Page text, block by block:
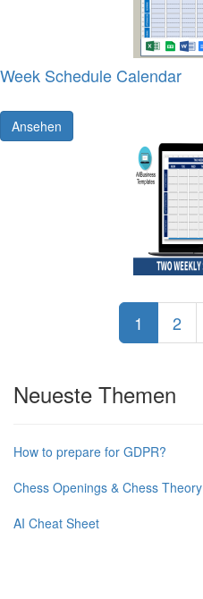
Week Schedule Calendar
Ansehen
1 2
Neueste Themen
How to prepare for GDPR?
Chess Openings & Chess Theory
AI Cheat Sheet